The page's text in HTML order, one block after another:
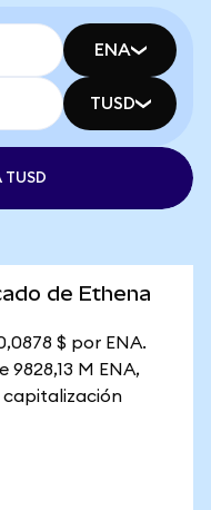
ENA
TUSD
TUSD
de Ethena
$ por ENA.
9828,13 M ENA,
capitalización